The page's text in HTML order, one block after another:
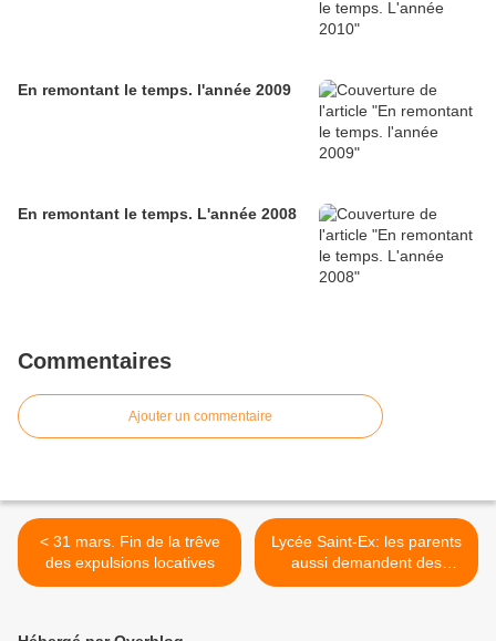
En remontant le temps. l'année 2009
En remontant le temps. L'année 2008
Commentaires
Ajouter un commentaire
< 31 mars. Fin de la trêve
des expulsions locatives
Lycée Saint-Ex: les parents
aussi demandent des
moyens à la hauteur >